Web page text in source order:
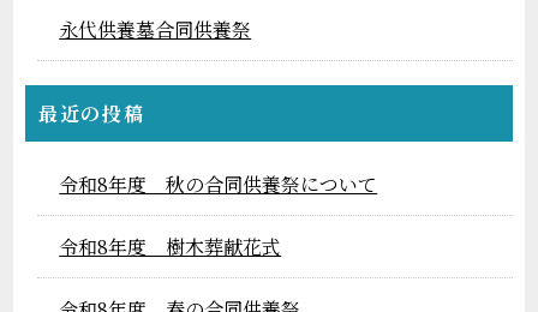
永代供養墓合同供養祭
最近の投稿
令和8年度 秋の合同供養祭について
令和8年度 樹木葬献花式